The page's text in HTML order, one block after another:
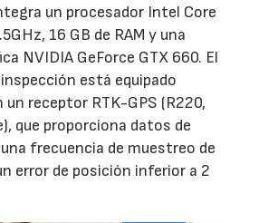
un procesador Intel Core
16 GB de RAM y una
NVIDIA GeForce GTX 660. El
está equipado
un receptor RTK-GPS (R220,
que proporciona datos de
frecuencia de muestreo de
error de posición inferior a 2